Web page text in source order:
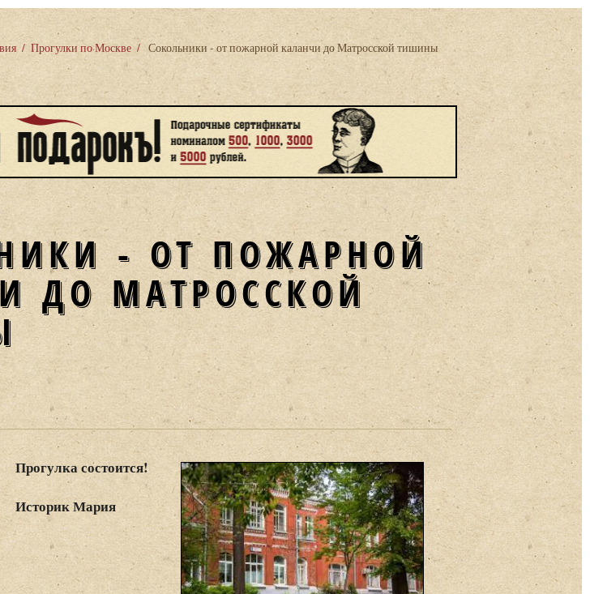
/ Прогулки по Москве / Сокольники - от пожарной каланчи до Матросской тишины
- ОТ ПОЖАРНОЙ
ДО МАТРОССКОЙ
Прогулка состоится!
Историк Мария